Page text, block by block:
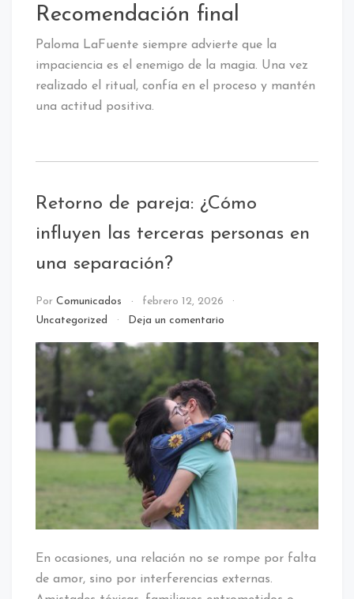
Recomendación final
Paloma LaFuente siempre advierte que la
impaciencia es el enemigo de la magia. Una vez
realizado el ritual, confía en el proceso y mantén
una actitud positiva.
Retorno de pareja: ¿Cómo
influyen las terceras personas en
una separación?
Por Comunicados
febrero 12, 2026
Uncategorized
Deja un comentarioen
de
las
terceras
personas
en
una
separación?
En ocasiones, una relación no se rompe por falta
de amor, sino por interferencias externas.